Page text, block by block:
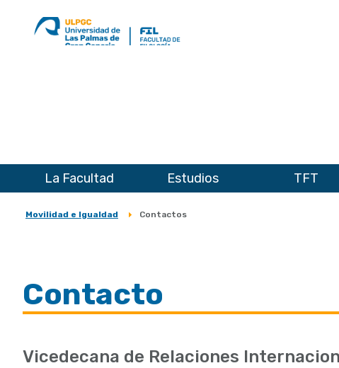
La Facultad Estudios TFT
Sobrescribir
ayuda
la
Movilidad e Igualdad Contactos
Contacto
Vicedecana de Relaciones